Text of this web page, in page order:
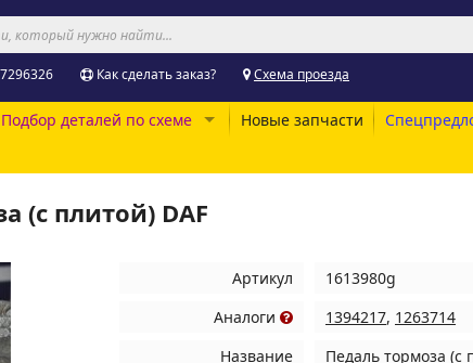
Как сделать заказ? Схема проезда
Подбор деталей по схеме Новые запчасти
(с плитой) DAF
Артикул
1613980g
Аналоги
1394217, 1263714
Название
Педаль тормоза (с